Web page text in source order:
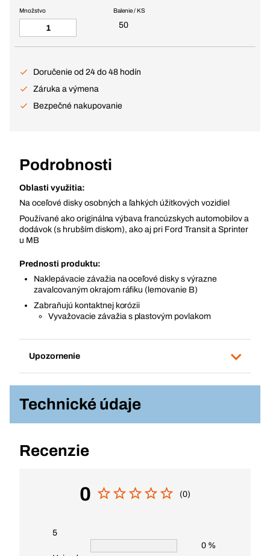
Balenie / KS
50
Množstvo
Doručenie od 24 do 48 hodín
Záruka a výmena
Bezpečné nakupovanie
Podrobnosti
Oblasti využitia:
Na oceľové disky osobných a ľahkých úžitkových vozidiel
Používané ako originálna výbava francúzskych automobilov a
dodávok (s hrubším diskom), ako aj pri Ford Transit a Sprinter
u MB
Prednosti produktu:
Naklepávacie závažia na oceľové disky s výrazne
zavalcovaným okrajom ráfiku (lemovanie B)
Zabraňujú kontaktnej korózii
Vyvažovacie závažia s plastovým povlakom
Upozornenie
Technické údaje
Recenzie
0 (0)
5
0 %